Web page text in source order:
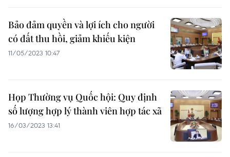
Bảo đảm quyền và lợi ích cho người
có đất thu hồi, giảm khiếu kiện
11/05/2023 10:47
Họp Thường vụ Quốc hội: Quy định
số lượng hợp lý thành viên hợp tác xã
16/03/2023 13:41